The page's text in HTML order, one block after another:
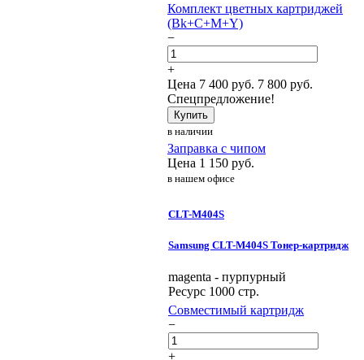
Комплект цветных картриджей
(Bk+C+M+Y)
−
+
Цена 7 400 руб. 7 800 руб.
Спецпредложение!
Купить
в наличии
Заправка с чипом
Цена 1 150 руб.
в нашем офисе
CLT-M404S
Samsung CLT-M404S Тонер-картридж
magenta - пурпурный
Ресурс 1000 стр.
Совместимый картридж
−
+